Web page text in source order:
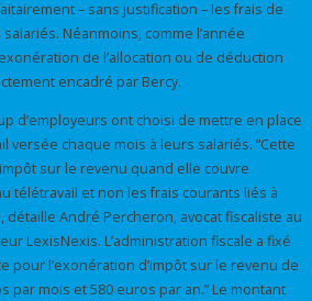
– sans justification – les frais de
Néanmoins, comme l’année
de l’allocation ou de déduction
encadré par Bercy.
d’employeurs ont choisi de mettre en place
versée chaque mois à leurs salariés. “Cette
sur le revenu quand elle couvre
télétravail et non les frais courants liés à
détaille André Percheron, avocat fiscaliste au
LexisNexis. L’administration fiscale a fixé
pour l’exonération d’impôt sur le revenu de
par mois et 580 euros par an.” Le montant